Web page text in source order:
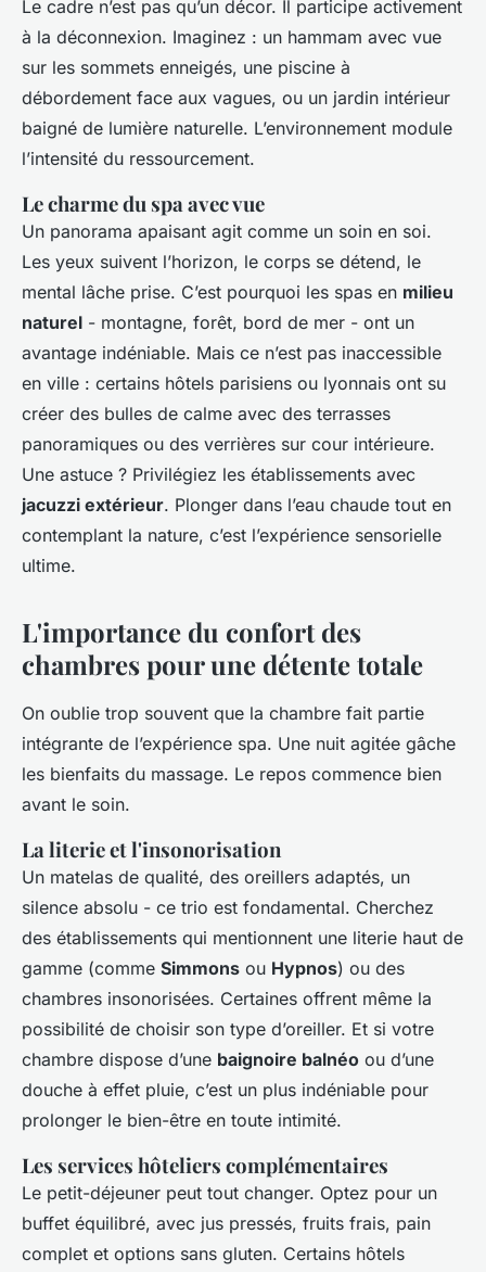
Le cadre n’est pas qu’un décor. Il participe activement
à la déconnexion. Imaginez : un hammam avec vue
sur les sommets enneigés, une piscine à
débordement face aux vagues, ou un jardin intérieur
baigné de lumière naturelle. L’environnement module
l’intensité du ressourcement.
Le charme du spa avec vue
Un panorama apaisant agit comme un soin en soi.
Les yeux suivent l’horizon, le corps se détend, le
mental lâche prise. C’est pourquoi les spas en milieu
naturel - montagne, forêt, bord de mer - ont un
avantage indéniable. Mais ce n’est pas inaccessible
en ville : certains hôtels parisiens ou lyonnais ont su
créer des bulles de calme avec des terrasses
panoramiques ou des verrières sur cour intérieure.
Une astuce ? Privilégiez les établissements avec
jacuzzi extérieur. Plonger dans l’eau chaude tout en
contemplant la nature, c’est l’expérience sensorielle
ultime.
L'importance du confort des
chambres pour une détente totale
On oublie trop souvent que la chambre fait partie
intégrante de l’expérience spa. Une nuit agitée gâche
les bienfaits du massage. Le repos commence bien
avant le soin.
La literie et l'insonorisation
Un matelas de qualité, des oreillers adaptés, un
silence absolu - ce trio est fondamental. Cherchez
des établissements qui mentionnent une literie haut de
gamme (comme Simmons ou Hypnos) ou des
chambres insonorisées. Certaines offrent même la
possibilité de choisir son type d’oreiller. Et si votre
chambre dispose d’une baignoire balnéo ou d’une
douche à effet pluie, c’est un plus indéniable pour
prolonger le bien-être en toute intimité.
Les services hôteliers complémentaires
Le petit-déjeuner peut tout changer. Optez pour un
buffet équilibré, avec jus pressés, fruits frais, pain
complet et options sans gluten. Certains hôtels